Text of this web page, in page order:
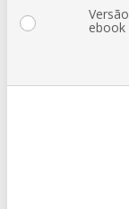
Versão
ebook